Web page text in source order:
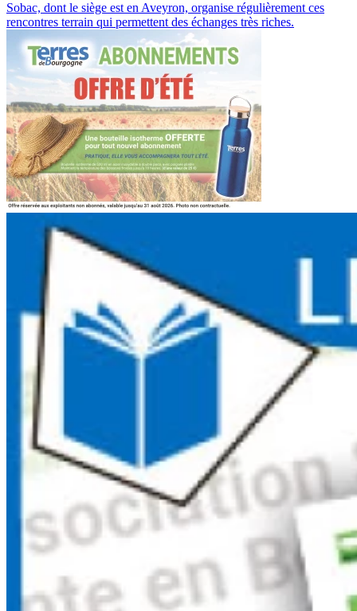
Sobac, dont le siège est en Aveyron, organise régulièrement ces
rencontres terrain qui permettent des échanges très riches.